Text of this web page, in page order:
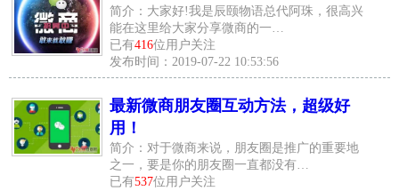
简介：大家好!我是辰颐物语总代阿珠，很高兴
能在这里给大家分享微商的一…
已有416位用户关注
发布时间：2019-07-22 10:53:56
最新微商朋友圈互动方法，超级好
用！
简介：对于微商来说，朋友圈是推广的重要地
之一，要是你的朋友圈一直都没有…
已有537位用户关注